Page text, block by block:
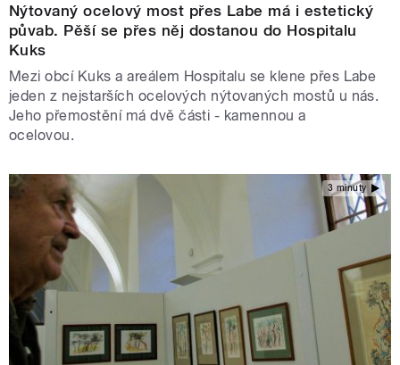
Nýtovaný ocelový most přes Labe má i estetický
půvab. Pěší se přes něj dostanou do Hospitalu
Kuks
Mezi obcí Kuks a areálem Hospitalu se klene přes Labe
jeden z nejstarších ocelových nýtovaných mostů u nás.
Jeho přemostění má dvě části - kamennou a
ocelovou.
3 minuty